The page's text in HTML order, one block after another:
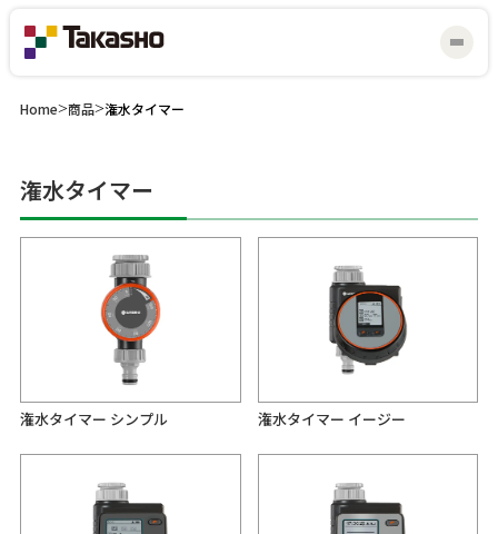
マイスター研修会 見積り・お問い合わせ
Home>商品>潅水タイマー
潅水タイマー
潅水タイマー シンプル 潅水タイマー イージー